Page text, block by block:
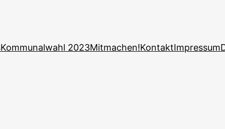
Kommunalwahl 2023Mitmachen!KontaktImpressum